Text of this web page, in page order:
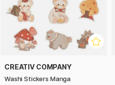
CREATIV COMPANY
Washi Stickers Manga